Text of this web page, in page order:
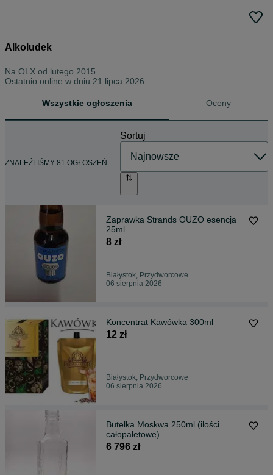
Alkoludek
Na OLX od lutego 2015
Ostatnio online w dniu 21 lipca 2026
Wszystkie ogłoszenia Oceny
ZNALEŹLIŚMY 81 OGŁOSZEŃ
Sortuj
Zaprawka Strands OUZO esencja
25ml
8 zł
Białystok, Przydworcowe
06 sierpnia 2026
Koncentrat Kawówka 300ml
12 zł
Białystok, Przydworcowe
06 sierpnia 2026
Butelka Moskwa 250ml (ilości
całopaletowe)
6 796 zł